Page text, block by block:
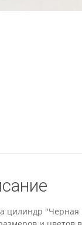
цилиндр "Черная